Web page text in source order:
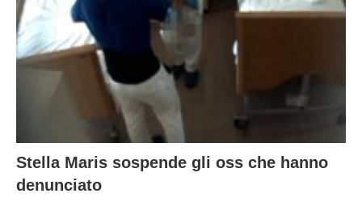
Stella Maris sospende gli oss che hanno
denunciato